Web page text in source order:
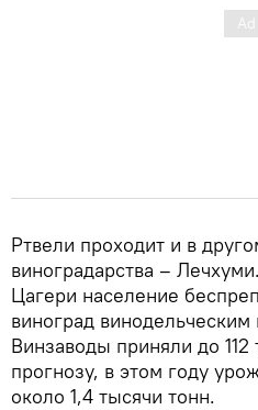
Ртвели проходит и в
виноградарства –
Цагери население
виноград
Винзаводы приняли до
прогнозу, в этом году
около 1,4 тысячи тонн.